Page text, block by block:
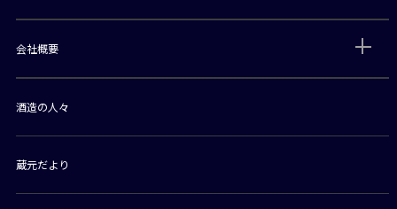
会社概要
酒造の人々
蔵元だより